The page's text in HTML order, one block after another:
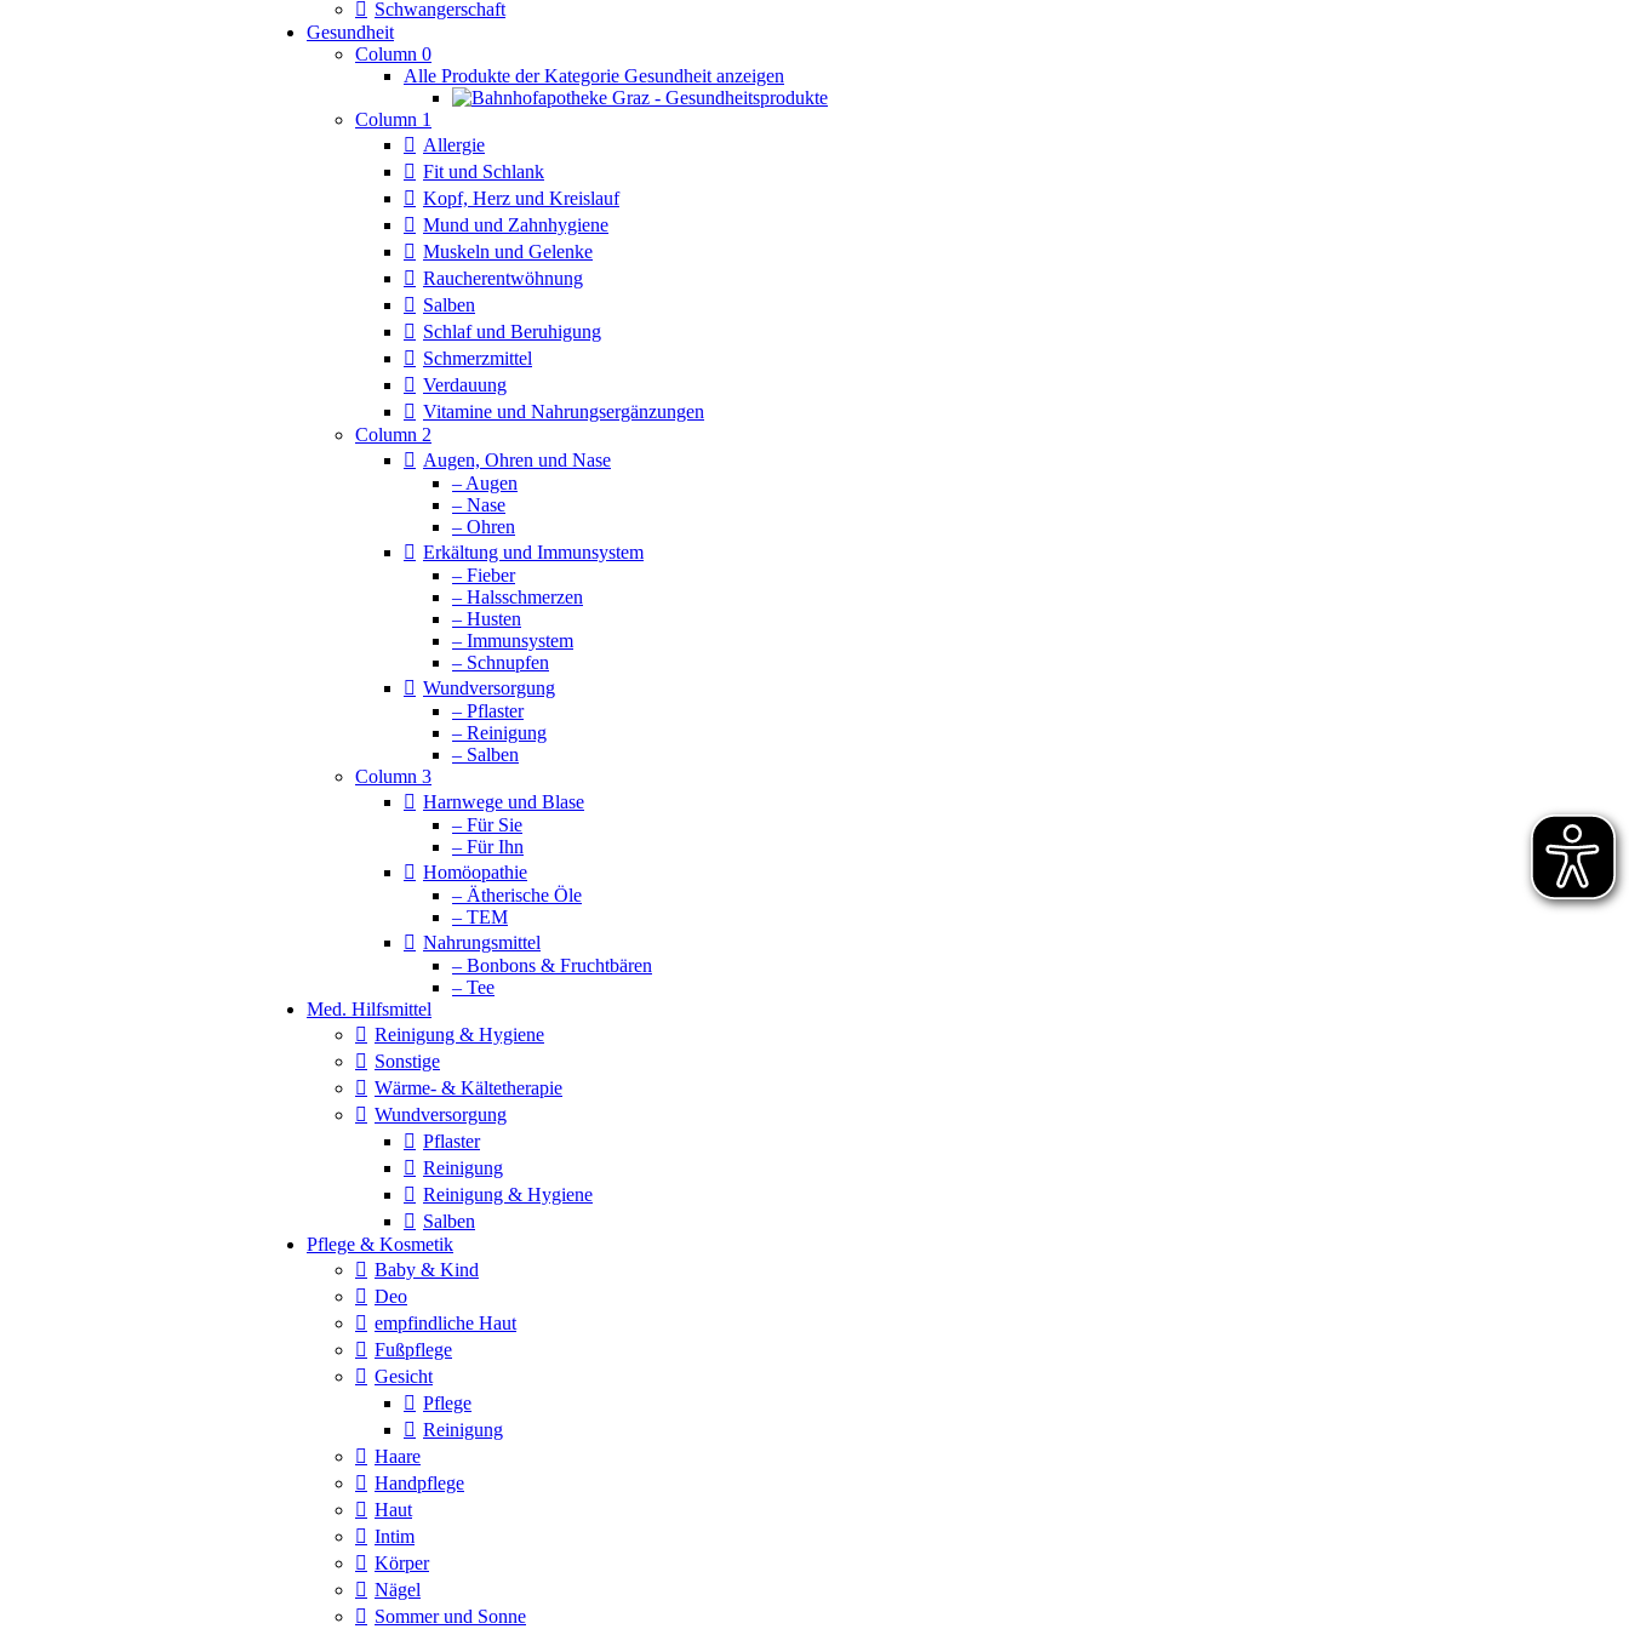
Schwangerschaft
Gesundheit
Column 0
Alle Produkte der Kategorie Gesundheit anzeigen
Column 1
Allergie
Fit und Schlank
Kopf, Herz und Kreislauf
Mund und Zahnhygiene
Muskeln und Gelenke
Raucherentwöhnung
Salben
Schlaf und Beruhigung
Schmerzmittel
Verdauung
Vitamine und Nahrungsergänzungen
Column 2
Augen, Ohren und Nase
– Augen
– Nase
– Ohren
Erkältung und Immunsystem
– Fieber
– Halsschmerzen
– Husten
– Immunsystem
– Schnupfen
Wundversorgung
– Pflaster
– Reinigung
– Salben
Column 3
Harnwege und Blase
– Für Sie
– Für Ihn
Homöopathie
– Ätherische Öle
– TEM
Nahrungsmittel
– Bonbons & Fruchtbären
– Tee
Med. Hilfsmittel
Reinigung & Hygiene
Sonstige
Wärme- & Kältetherapie
Wundversorgung
Pflaster
Reinigung
Reinigung & Hygiene
Salben
Pflege & Kosmetik
Baby & Kind
Deo
empfindliche Haut
Fußpflege
Gesicht
Pflege
Reinigung
Haare
Handpflege
Haut
Intim
Körper
Nägel
Sommer und Sonne